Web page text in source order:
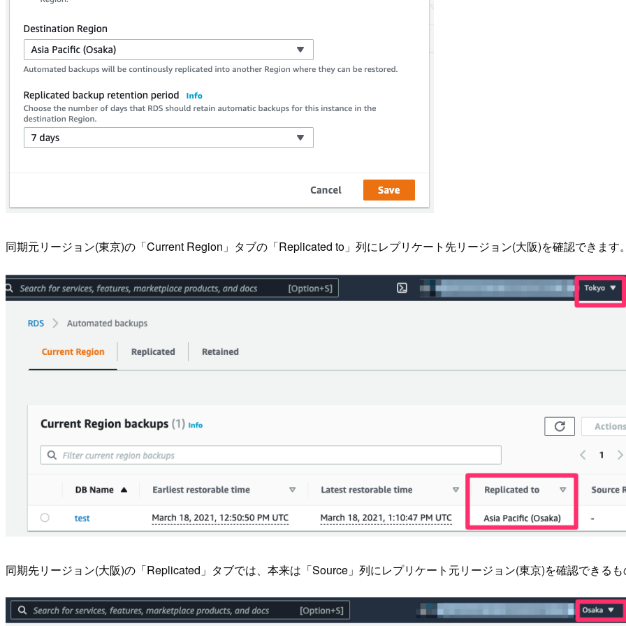
同期元リージョン(東京)の「Current Region」タブの「Replicated to」列にレプリケート先リージョン(大阪)を確認できます
同期先リージョン(大阪)の「Replicated」タブでは、本来は「Source」列にレプリケート元リージョン(東京)を確認できる